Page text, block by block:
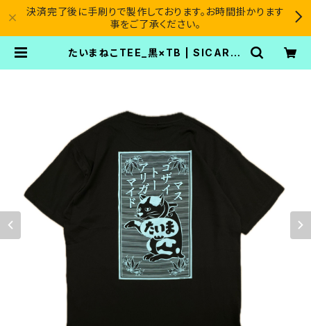
決済完了後に手刷りで製作しております。お時間掛かります
事をご了承ください。
たいまねこTEE_黒×TB | SICARIO